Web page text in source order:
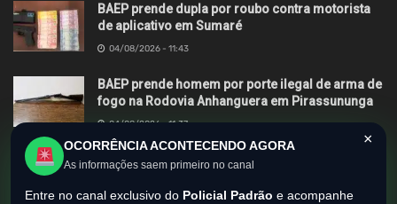
BAEP prende dupla por roubo contra motorista
de aplicativo em Sumaré
04/08/2026 - 11:43
BAEP prende homem por porte ilegal de arma de
fogo na Rodovia Anhanguera em Pirassununga
04/08/2026 - 11:37
BAEP e MPSP deflagram operação Zero Grau
03/08/2026 - 13:55
×
OCORRÊNCIA ACONTECENDO AGORA
As informações saem primeiro no canal
Entre no canal exclusivo do Policial Padrão e acompanhe